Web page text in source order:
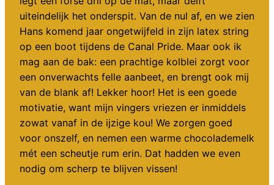
uiteindelijk het onderspit. Van de nul af, en we zien
Hans komend jaar ongetwijfeld in zijn latex string
op een boot tijdens de Canal Pride. Maar ook ik
mag aan de bak: een prachtige kolblei zorgt voor
een onverwachts felle aanbeet, en brengt ook mij
van de blank af! Lekker hoor! Het is een goede
motivatie, want mijn vingers vriezen er inmiddels
zowat vanaf in de ijzige kou! We zorgen goed
voor onszelf, en nemen een warme chocolademelk
mét een scheutje rum erin. Dat hadden we even
nodig om scherp te blijven vissen!